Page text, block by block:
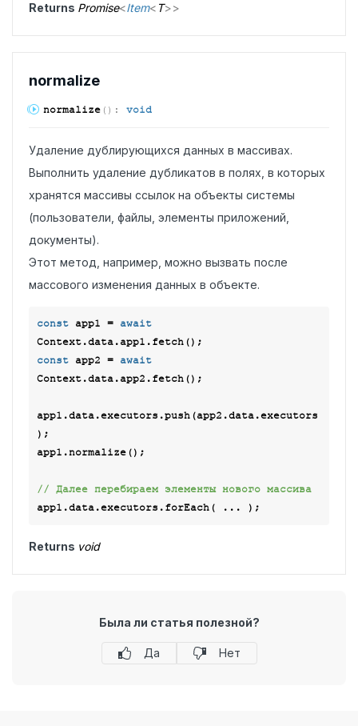
Returns Promise<Item< T>>
normalize
normalize ( ) : void
Удаление дублирующихся данных в массивах.
Выполнить удаление дубликатов в полях, в которых
хранятся массивы ссылок на объекты системы
(пользователи, файлы, элементы приложений,
документы).
Этот метод, например, можно вызвать после
массового изменения данных в объекте.
const app1 = await
const app2 = await
Context.data.app2.fetch();
app1.data.executors.push(app2.data.executors
);
app1.normalize();
// Далее перебираем элементы нового массива
Returns void
Была ли статья полезной?
Да Нет